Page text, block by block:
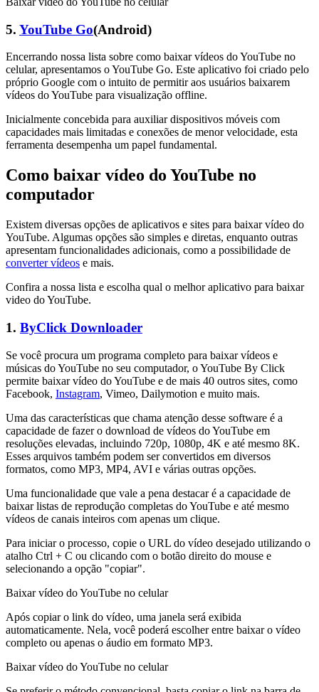
5. YouTube Go(Android)
Encerrando nossa lista sobre como baixar vídeos do YouTube no
celular, apresentamos o YouTube Go. Este aplicativo foi criado pelo
próprio Google com o intuito de permitir aos usuários baixarem
vídeos do YouTube para visualização offline.
Inicialmente concebida para auxiliar dispositivos móveis com
capacidades mais limitadas e conexões de menor velocidade, esta
ferramenta desempenha um papel fundamental.
Como baixar vídeo do YouTube no
computador
Existem diversas opções de aplicativos e sites para baixar vídeo do
YouTube. Algumas opções são simples e diretas, enquanto outras
apresentam funcionalidades adicionais, como a possibilidade de
converter vídeos e mais.
Confira a nossa lista e escolha qual o melhor aplicativo para baixar
video do YouTube.
1. ByClick Downloader
Se você procura um programa completo para baixar vídeos e
músicas do YouTube no seu computador, o YouTube By Click
permite baixar vídeo do YouTube e de mais 40 outros sites, como
Facebook, Instagram, Vimeo, Dailymotion e muito mais.
Uma das características que chama atenção desse software é a
capacidade de fazer o download de vídeos do YouTube em
resoluções elevadas, incluindo 720p, 1080p, 4K e até mesmo 8K.
Esses arquivos também podem ser convertidos em diversos
formatos, como MP3, MP4, AVI e várias outras opções.
Uma funcionalidade que vale a pena destacar é a capacidade de
baixar listas de reprodução completas do YouTube e até mesmo
vídeos de canais inteiros com apenas um clique.
Para iniciar o processo, copie o URL do vídeo desejado utilizando o
atalho Ctrl + C ou clicando com o botão direito do mouse e
selecionando a opção "copiar".
Baixar vídeo do YouTube no celular
Após copiar o link do vídeo, uma janela será exibida
automaticamente. Nela, você poderá escolher entre baixar o vídeo
completo ou apenas o áudio em formato MP3.
Baixar vídeo do YouTube no celular